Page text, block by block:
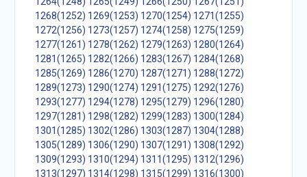
1268(1252) 1269(1253) 1270(1254) 1271(1255)
1272(1256) 1273(1257) 1274(1258) 1275(1259)
1277(1261) 1278(1262) 1279(1263) 1280(1264)
1281(1265) 1282(1266) 1283(1267) 1284(1268)
1285(1269) 1286(1270) 1287(1271) 1288(1272)
1289(1273) 1290(1274) 1291(1275) 1292(1276)
1293(1277) 1294(1278) 1295(1279) 1296(1280)
1297(1281) 1298(1282) 1299(1283) 1300(1284)
1301(1285) 1302(1286) 1303(1287) 1304(1288)
1305(1289) 1306(1290) 1307(1291) 1308(1292)
1309(1293) 1310(1294) 1311(1295) 1312(1296)
1313(1297) 1314(1298) 1315(1299) 1316(1300)